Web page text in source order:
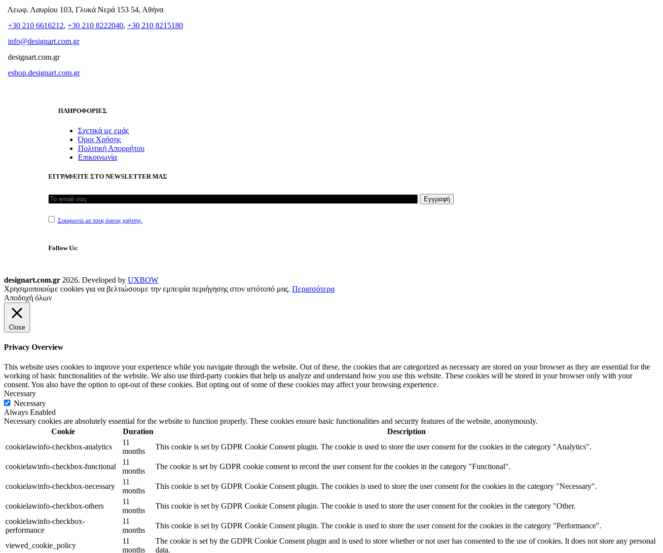
Λεωφ. Λαυρίου 103, Γλυκά Νερά 153 54, Αθήνα
+30 210 6616212, +30 210 8222040, +30 210 8215180
info@designart.com.gr
designart.com.gr
eshop.designart.com.gr
ΠΛΗΡΟΦΟΡΙΕΣ
Σχετικά με εμάς
Όροι Χρήσης
Πολιτική Απορρήτου
Επικοινωνία
ΕΓΓΡΑΦΕΙΤΕ ΣΤΟ NEWSLETTER ΜΑΣ
Συμφωνώ με τους όρους χρήσης.
Follow Us:
designart.com.gr 2026. Developed by UXBOW
Χρησιμοποιούμε cookies για να βελτιώσουμε την εμπειρία περιήγησης στον ιστότοπό μας. Περισσότερα
Αποδοχή όλων
Close
Privacy Overview
This website uses cookies to improve your experience while you navigate through the website. Out of these, the cookies that are categorized as necessary are stored on your browser as they are essential for the
working of basic functionalities of the website. We also use third-party cookies that help us analyze and understand how you use this website. These cookies will be stored in your browser only with your
consent. You also have the option to opt-out of these cookies. But opting out of some of these cookies may affect your browsing experience.
Necessary
Necessary
Always Enabled
Necessary cookies are absolutely essential for the website to function properly. These cookies ensure basic functionalities and security features of the website, anonymously.
Cookie
Duration
Description
cookielawinfo-checkbox-analytics
11
months
This cookie is set by GDPR Cookie Consent plugin. The cookie is used to store the user consent for the cookies in the category "Analytics".
cookielawinfo-checkbox-functional
11
months
The cookie is set by GDPR cookie consent to record the user consent for the cookies in the category "Functional".
cookielawinfo-checkbox-necessary
11
months
This cookie is set by GDPR Cookie Consent plugin. The cookies is used to store the user consent for the cookies in the category "Necessary".
cookielawinfo-checkbox-others
11
months
This cookie is set by GDPR Cookie Consent plugin. The cookie is used to store the user consent for the cookies in the category "Other.
cookielawinfo-checkbox-
performance
11
months
This cookie is set by GDPR Cookie Consent plugin. The cookie is used to store the user consent for the cookies in the category "Performance".
viewed_cookie_policy
11
months
The cookie is set by the GDPR Cookie Consent plugin and is used to store whether or not user has consented to the use of cookies. It does not store any personal
data.